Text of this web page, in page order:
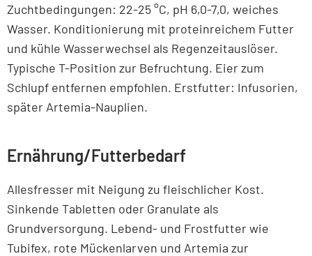
Zuchtbedingungen: 22-25 °C, pH 6,0-7,0, weiches
Wasser. Konditionierung mit proteinreichem Futter
und kühle Wasserwechsel als Regenzeitauslöser.
Typische T-Position zur Befruchtung. Eier zum
Schlupf entfernen empfohlen. Erstfutter: Infusorien,
später Artemia-Nauplien.
Ernährung/Futterbedarf
Allesfresser mit Neigung zu fleischlicher Kost.
Sinkende Tabletten oder Granulate als
Grundversorgung. Lebend- und Frostfutter wie
Tubifex, rote Mückenlarven und Artemia zur